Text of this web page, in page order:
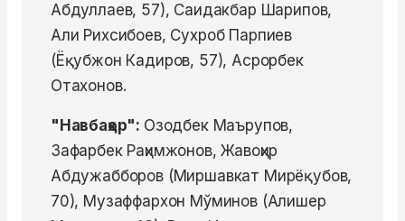
Абдуллаев, 57), Саидакбар Шарипов,
Али Рихсибоев, Сухроб Парпиев
(Ёқубжон Кадиров, 57), Асрорбек
Отахонов.
"Навбаҳор": Озодбек Маърупов,
Зафарбек Раҳимжонов, Жавоҳир
Абдужабборов (Миршавкат Мирёқубов,
70), Музаффархон Мўминов (Алишер